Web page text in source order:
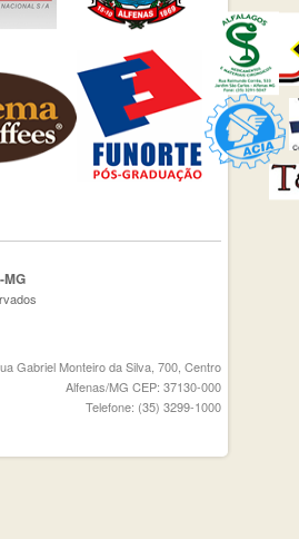
Gabriel Monteiro da Silva, 700, Centro
Alfenas/MG CEP: 37130-000
Telefone: (35) 3299-1000